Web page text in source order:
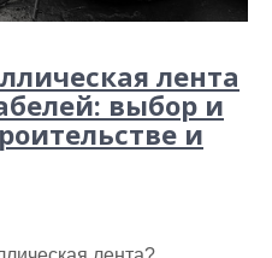
лента
выбор и
и